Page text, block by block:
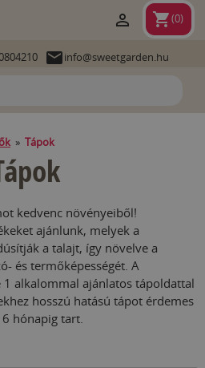
shopping_cart(0)

info@sweetgarden.hu
» Tápok
kedvenc növényeiből!
ajánlunk, melyek a
a talajt, így növelve a
és termőképességét. A
alkalommal ajánlatos tápoldattal
hosszú hatású tápot érdemes
hónapig tart.